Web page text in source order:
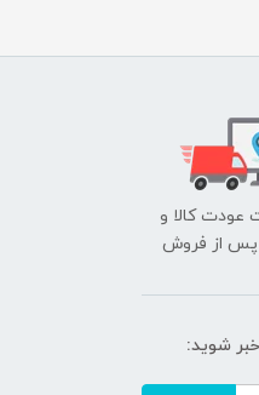
عودت کالا و
از فروش
شوید: